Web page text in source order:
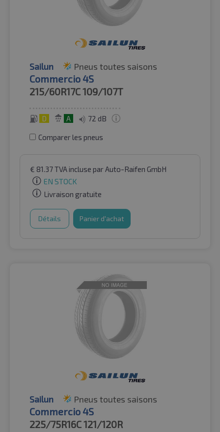
Sailun Pneus toutes saisons
Commercio 4S
215/60R17C109/107T
D A 72 dB
Comparer les pneus
€ 81.37TVA incluse par Auto-Raifen GmbH
EN STOCK
Livraison gratuite
Détails Panier d'achat
Sailun Pneus toutes saisons
Commercio 4S
225/75R16C121/120R